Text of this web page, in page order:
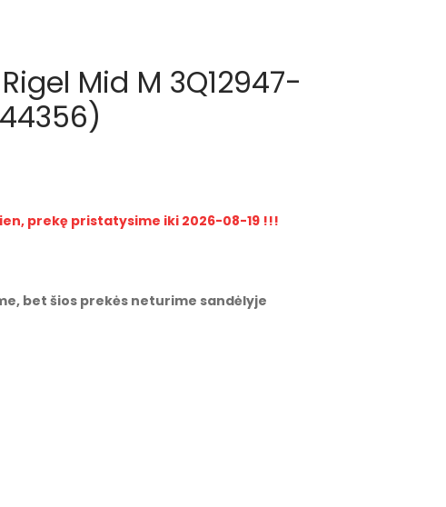
Mid M 3Q12947-
prekę pristatysime iki 2026-08-19 !!!
bet šios prekės neturime sandėlyje